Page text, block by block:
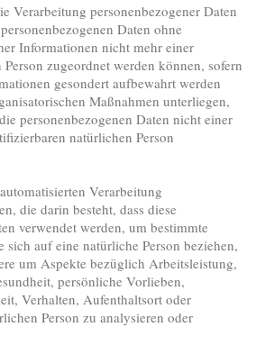
Verarbeitung personenbezogener Daten
Daten ohne
Informationen nicht mehr einer
zugeordnet werden können, sofern
gesondert aufbewahrt werden
Maßnahmen unterliegen,
personenbezogenen Daten nicht einer
natürlichen Person
Verarbeitung
die darin besteht, dass diese
verwendet werden, um bestimmte
auf eine natürliche Person beziehen,
um Aspekte bezüglich Arbeitsleistung,
persönliche Vorlieben,
Verhalten, Aufenthaltsort oder
Person zu analysieren oder